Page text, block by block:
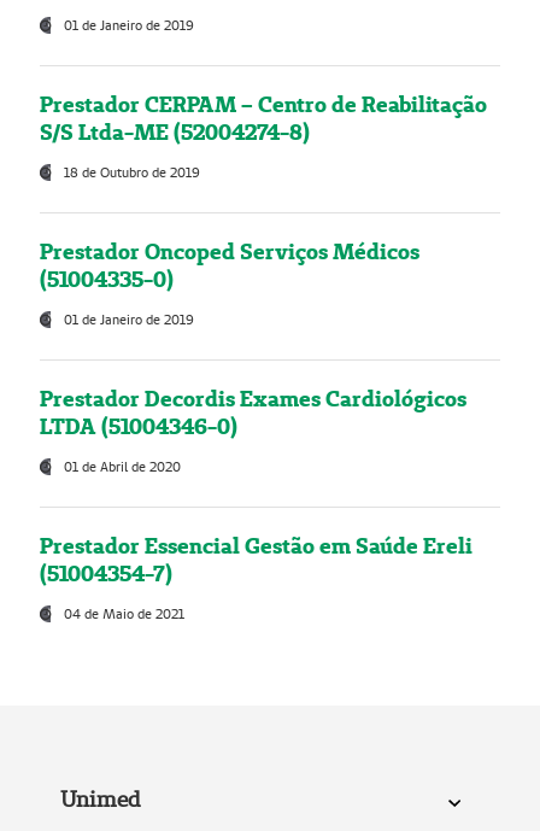
01 de Janeiro de 2019
Prestador CERPAM – Centro de Reabilitação
S/S Ltda-ME (52004274-8)
18 de Outubro de 2019
Prestador Oncoped Serviços Médicos
(51004335-0)
01 de Janeiro de 2019
Prestador Decordis Exames Cardiológicos
LTDA (51004346-0)
01 de Abril de 2020
Prestador Essencial Gestão em Saúde Ereli
(51004354-7)
04 de Maio de 2021
Unimed